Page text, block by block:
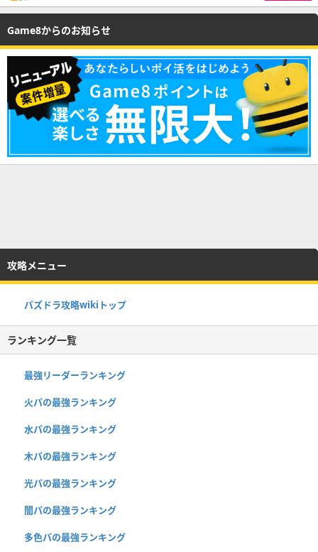
Game8からのお知らせ
攻略メニュー
パズドラ攻略wikiトップ
ランキング一覧
最強リーダーランキング
火パの最強ランキング
水パの最強ランキング
木パの最強ランキング
光パの最強ランキング
闇パの最強ランキング
多色パの最強ランキング